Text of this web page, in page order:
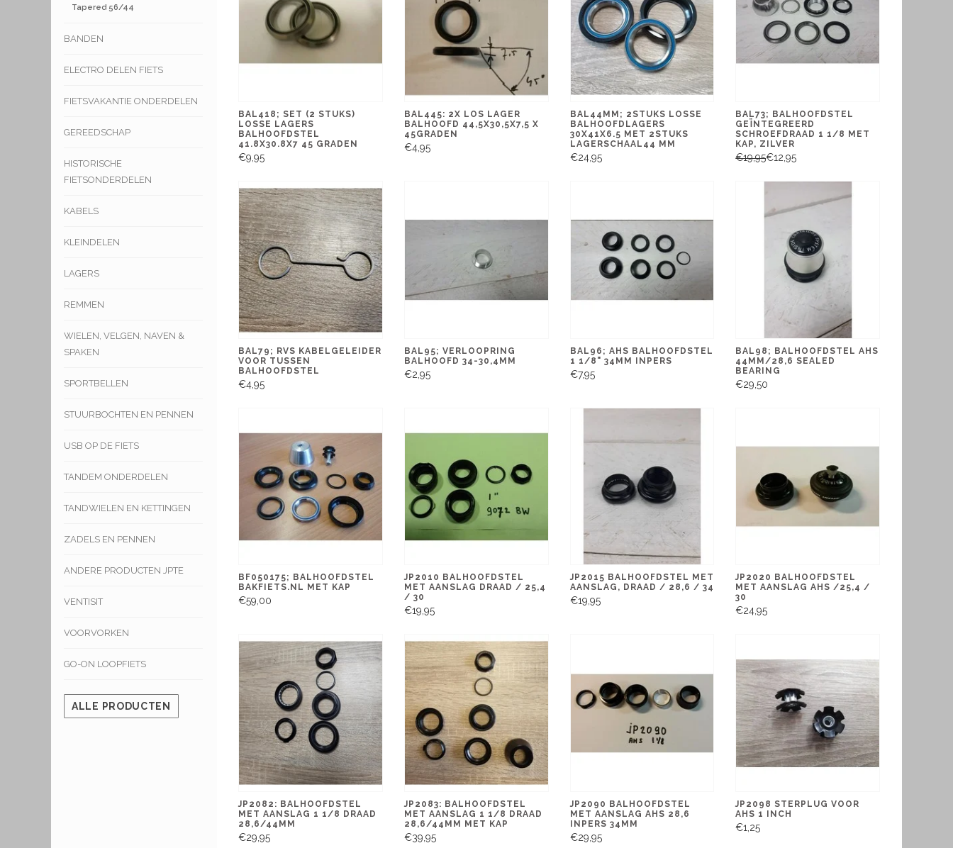
Tapered 56/44
BANDEN
ELECTRO DELEN FIETS
FIETSVAKANTIE ONDERDELEN
GEREEDSCHAP
HISTORISCHE
FIETSONDERDELEN
KABELS
KLEINDELEN
LAGERS
REMMEN
WIELEN, VELGEN, NAVEN &
SPAKEN
SPORTBELLEN
STUURBOCHTEN EN PENNEN
USB OP DE FIETS
TANDEM ONDERDELEN
TANDWIELEN EN KETTINGEN
ZADELS EN PENNEN
ANDERE PRODUCTEN JPTE
VENTISIT
VOORVORKEN
GO-ON LOOPFIETS
ALLE PRODUCTEN
BAL418; SET (2 STUKS)
LOSSE LAGERS
BALHOOFDSTEL
41.8X30.8X7 45 GRADEN
€9,95
BAL445: 2X LOS LAGER
BALHOOFD 44,5X30,5X7,5 X
45GRADEN
€4,95
BAL44MM; 2STUKS LOSSE
BALHOOFDLAGERS
30X41X6.5 MET 2STUKS
LAGERSCHAAL44 MM
€24,95
BAL73; BALHOOFDSTEL
GEÏNTEGREERD
SCHROEFDRAAD 1 1/8 MET
KAP, ZILVER
€19,95€12,95
BAL79; RVS KABELGELEIDER
VOOR TUSSEN
BALHOOFDSTEL
€4,95
BAL95; VERLOOPRING
BALHOOFD 34-30,4MM
€2,95
BAL96; AHS BALHOOFDSTEL
1 1/8" 34MM INPERS
€7,95
BAL98; BALHOOFDSTEL AHS
44MM/28,6 SEALED
BEARING
€29,50
BF050175; BALHOOFDSTEL
BAKFIETS.NL MET KAP
€59,00
JP2010 BALHOOFDSTEL
MET AANSLAG DRAAD / 25,4
/ 30
€19,95
JP2015 BALHOOFDSTEL MET
AANSLAG, DRAAD / 28,6 / 34
€19,95
JP2020 BALHOOFDSTEL
MET AANSLAG AHS /25,4 /
30
€24,95
JP2082: BALHOOFDSTEL
MET AANSLAG 1 1/8 DRAAD
28,6/44MM
€29,95
JP2083: BALHOOFDSTEL
MET AANSLAG 1 1/8 DRAAD
28,6/44MM MET KAP
€39,95
JP2090 BALHOOFDSTEL
MET AANSLAG AHS 28,6
INPERS 34MM
€29,95
JP2098 STERPLUG VOOR
AHS 1 INCH
€1,25